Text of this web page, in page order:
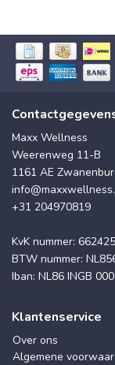
Maxx Wellness
Weerenweg 11-B
1161 AE
+31 204970819
KvK nummer:
BTW nummer:
Iban: NL86 INGB
Klantenservice
Over ons
Algemene